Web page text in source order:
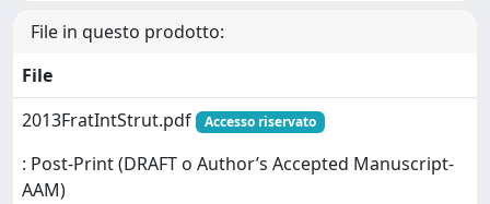
File in questo prodotto:
File
2013FratIntStrut.pdf
Accesso riservato
: Post-Print (DRAFT o Author’s Accepted Manuscript-
AAM)